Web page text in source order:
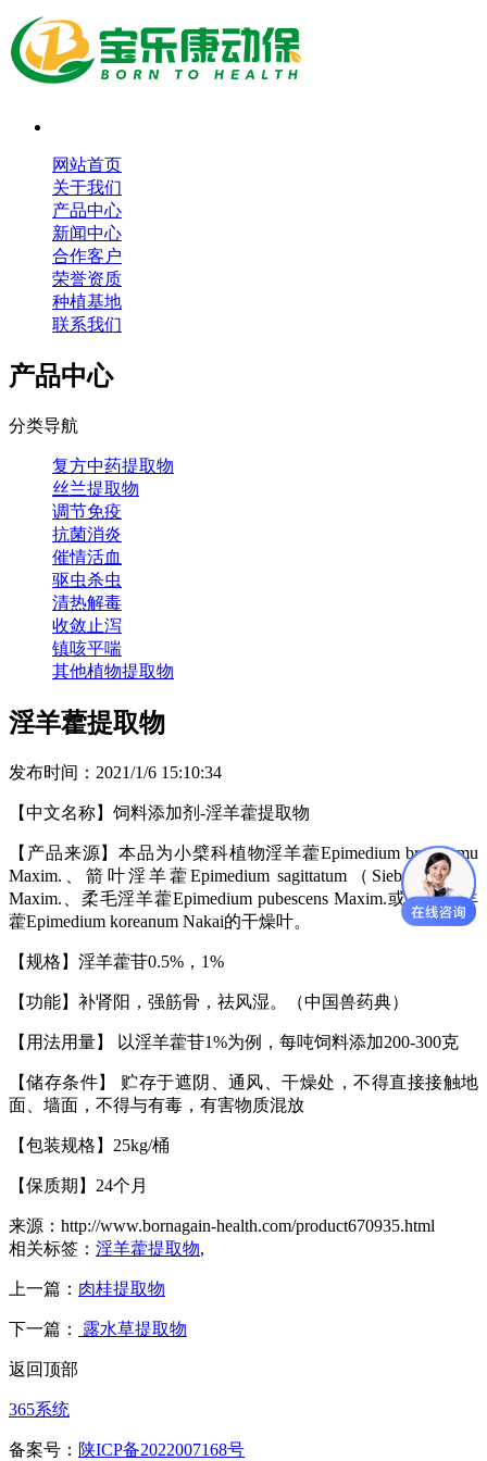
网站首页
关于我们
产品中心
新闻中心
合作客户
荣誉资质
种植基地
联系我们
产品中心
分类导航
复方中药提取物
丝兰提取物
调节免疫
抗菌消炎
催情活血
驱虫杀虫
清热解毒
收敛止泻
镇咳平喘
其他植物提取物
淫羊藿提取物
发布时间：2021/1/6 15:10:34
【中文名称】饲料添加剂 -淫羊藿提取物
【产品来源】本品为小檗科植物淫羊藿Epimedium brevicomu
Maxim. 、箭叶淫羊藿Epimedium sagittatum （ Sieb.etZucc.
）
Maxim. 、柔毛淫羊藿Epimedium pubescens Maxim.或朝鲜淫羊
藿Epimedium koreanum Nakai的干燥叶。
【规格】淫羊藿苷0.5% ， 1%
【功能】补肾阳，强筋骨，祛风湿。 （中国兽药典）
【用法用量】 以淫羊藿苷1%为例，每吨饲料添加200-300克
【储存条件】
贮存于遮阴、通风、干燥处，不得直接接触地
面、墙面，不得与有毒，有害物质混放
【包装规格】 25kg/桶
【保质期】 24个月
来源：http://www.bornagain-health.com/product670935.html
相关标签： 淫羊藿提取物,
上一篇： 肉桂提取物
下一篇： 露水草提取物
返回顶部
365系统
备案号： 陕ICP备2022007168号